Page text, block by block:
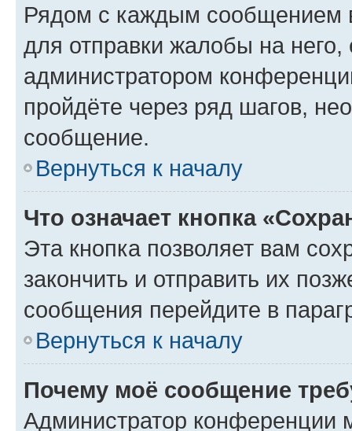
Рядом с каждым сообщением
для отправки жалобы на
администратором
пройдёте через ряд шагов,
сообщение.
Вернуться к началу
Что означает кнопка
Эта кнопка позволяет вам
закончить и отправить их
сообщения перейдите в
Вернуться к началу
Почему моё сообщение
Администратор конференции